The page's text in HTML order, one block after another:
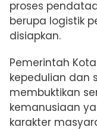
proses
berupa logistik
disiapkan.
Pemerintah
kepedulian dan
membuktikan
kemanusiaan
karakter